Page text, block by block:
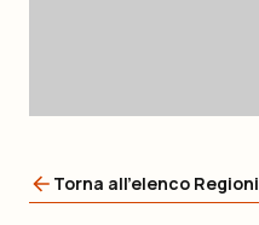
Torna all'elenco Regioni